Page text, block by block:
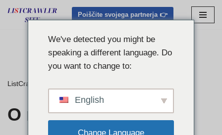
O nas
We've detected you might be
speaking a different language. Do
English
Pridružite se TOP TRENDIBrezplačno
Poiščite popolno ujemanje